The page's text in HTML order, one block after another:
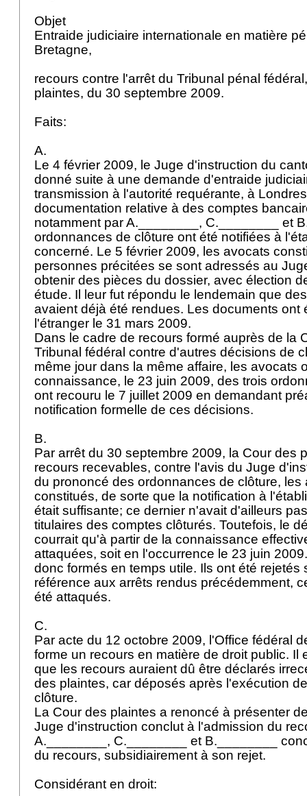
Objet
Entraide judiciaire internationale en matière
Bretagne,
recours contre l'arrêt du Tribunal pénal
plaintes, du 30 septembre 2009.
Faits:
A.
Le 4 février 2009, le Juge d'instruction du
donné suite à une demande d'entraide
transmission à l'autorité requérante, à
documentation relative à des comptes
notamment par A.________, C.________ et
ordonnances de clôture ont été notifiées à
concerné. Le 5 février 2009, les avocats
personnes précitées se sont adressés au
obtenir des pièces du dossier, avec élection
étude. Il leur fut répondu le lendemain que
avaient déjà été rendues. Les documents ont
l'étranger le 31 mars 2009.
Dans le cadre de recours formé auprès de la
Tribunal fédéral contre d'autres décisions de
même jour dans la même affaire, les avocats
connaissance, le 23 juin 2009, des trois
ont recouru le 7 juillet 2009 en demandant
notification formelle de ces décisions.
B.
Par arrêt du 30 septembre 2009, la Cour des
recours recevables, contre l'avis du Juge
du prononcé des ordonnances de clôture, les
constitués, de sorte que la notification à
était suffisante; ce dernier n'avait d'ailleurs
titulaires des comptes clôturés. Toutefois, le
courrait qu'à partir de la connaissance
attaquées, soit en l'occurrence le 23 juin
donc formés en temps utile. Ils ont été rejetés
référence aux arrêts rendus précédemment,
été attaqués.
C.
Par acte du 12 octobre 2009, l'Office fédéral
forme un recours en matière de droit public. Il
que les recours auraient dû être déclarés
des plaintes, car déposés après l'exécution
clôture.
La Cour des plaintes a renoncé à présenter
Juge d'instruction conclut à l'admission du
A.________, C.________ et B.________
du recours, subsidiairement à son rejet.
Considérant en droit: